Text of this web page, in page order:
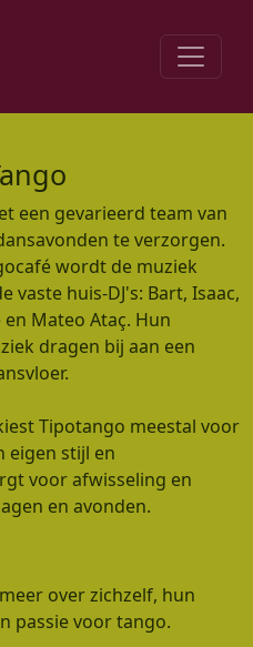
een gevarieerd team van
te verzorgen.
wordt de muziek
huis-DJ's: Bart, Isaac,
en Mateo Ataç. Hun
dragen bij aan een
Tipotango meestal voor
eigen stijl en
voor afwisseling en
en avonden.
over zichzelf, hun
passie voor tango.